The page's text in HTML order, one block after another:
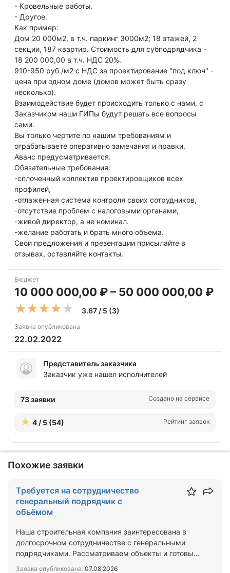
- Кровельные работы.
- Другое.
Как пример:
Дом 20 000м2, в т.ч. паркинг 3000м2; 18 этажей, 2
секции, 187 квартир. Стоимость для субподрядчика -
18 200 000,00 в т.ч. НДС 20%.
910-950 руб./м2 с НДС за проектирование "под ключ" -
цена при одном доме (домов может быть сразу
несколько).
Взаимодействие будет происходить только с нами, с
Заказчиком наши ГИПы будут решать все вопросы
сами.
Вы только чертите по нашим требованиям и
отрабатываете оперативно замечания и правки.
Аванс предусматривается.
Обязательные требования:
-сплоченный коллектив проектировщиков всех
профилей,
-отлаженная система контроля своих сотрудников,
-отсутствие проблем с налоговыми органами,
-живой директор, а не номинал.
-желание работать и брать много объема.
Свои предложения и презентации присылайте в
отзывах, оставляйте контакты.
Бюджет
10 000 000,00 ₽ – 50 000 000,00 ₽
3.67 / 5 (3)
Заявка опубликована
22.02.2022
Представитель заказчика
Заказчик уже нашел исполнителей
73 заявки Создано на сервисе
4 / 5 (54) Рейтинг заявок
Похожие заявки
Требуется на сотрудничество
генеральный подрядчик с
обьёмом
Наша строительная компания заинтересована в
долгосрочном сотрудничестве с генеральными
подрядчиками. Рассматриваем объекты и готовы
Заявка опубликована: 07.08.2026